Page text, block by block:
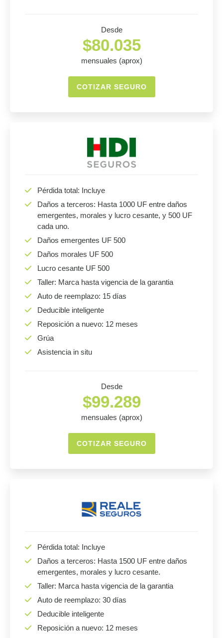
Desde
$80.035
mensuales (aprox)
COTIZAR SEGURO
Pérdida total: Incluye
Daños a terceros: Hasta 1000 UF entre daños
emergentes, morales y lucro cesante, y 500 UF
cada uno.
Daños emergentes UF 500
Daños morales UF 500
Lucro cesante UF 500
Taller: Marca hasta vigencia de la garantia
Auto de reemplazo: 15 días
Deducible inteligente
Reposición a nuevo: 12 meses
Grúa
Asistencia in situ
Desde
$99.289
mensuales (aprox)
COTIZAR SEGURO
Pérdida total: Incluye
Daños a terceros: Hasta 1500 UF entre daños
emergentes, morales y lucro cesante.
Taller: Marca hasta vigencia de la garantia
Auto de reemplazo: 30 días
Deducible inteligente
Reposición a nuevo: 12 meses